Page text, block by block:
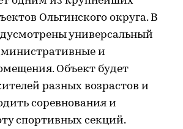
Ольгинского округа. В
универсальный
и
Объект будет
разных возрастов и
соревнования и
спортивных секций.